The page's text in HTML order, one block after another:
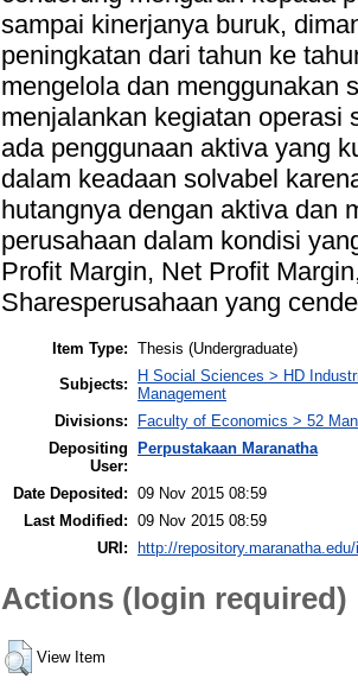
sampai kinerjanya buruk,
peningkatan dari tahun ke
mengelola dan menggunakan
menjalankan kegiatan operasi
ada penggunaan aktiva yang
dalam keadaan solvabel
hutangnya dengan aktiva dan
perusahaan dalam kondisi
Profit Margin, Net Profit
Sharesperusahaan yang
Item Type: Thesis (Undergraduate)
Subjects:
H Social Sciences > HD
Management
Divisions:
Faculty of Economics > 52
Depositing
User:
Perpustakaan Maranatha
Date Deposited: 09 Nov 2015 08:59
Last Modified: 09 Nov 2015 08:59
URI:
http://
Actions (login required)
View Item